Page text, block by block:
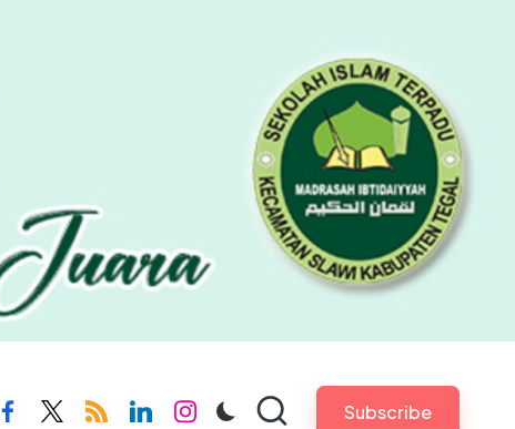
facebook.com
twitter.com
rss.comlinkedin.com
instagram.com Subscribe